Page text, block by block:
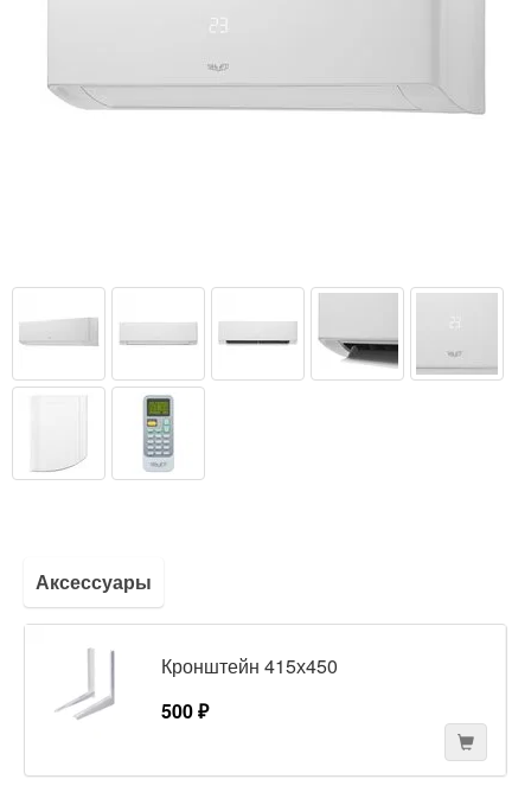
Аксессуары
Кронштейн 415х450
500 ₽